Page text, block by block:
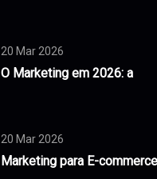
20 Mar 2026
O Marketing em 2026: a
20 Mar 2026
Marketing para E-